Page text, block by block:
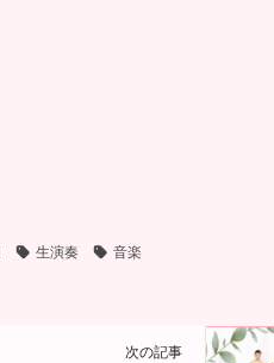
生演奏 音楽
次の記事